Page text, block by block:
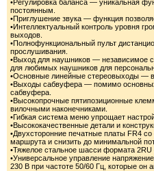
•Регулировка баланса — уникальная
постоянным.
•Приглушение звука — функция
•Интеллектуальный контроль уровня
выходов.
•Полнофункциональный пульт
прослушивания.
•Выход для наушников — независимое
для любимых наушников для
•Основные линейные стереовыходы —
•Выходы сабвуфера — помимо
сабвуфера.
•Высокопрочные пятипозиционные
вилочными наконечниками.
•Гибкая система меню упрощает
•Высококачественные детали и
•Двухсторонние печатные платы FR4
маршрута и снизить до минимальной
•Тяжелое стальное шасси формата
•Универсальное управление
230 В при частоте 50/60 Гц, которые он